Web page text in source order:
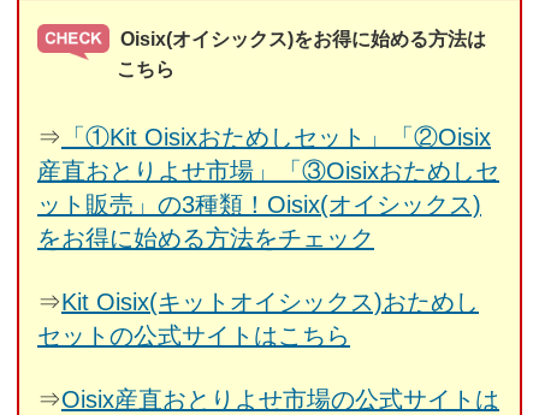
Oisix(オイシックス)をお得に始める方法は
こちら
⇒ 「①Kit Oisixおためしセット」「②Oisix
産直おとりよせ市場」「③Oisixおためしセ
ット販売」の3種類！Oisix(オイシックス)
をお得に始める方法をチェック
⇒Kit Oisix(キットオイシックス)おためし
セットの公式サイトはこちら
⇒Oisix産直おとりよせ市場の公式サイトは